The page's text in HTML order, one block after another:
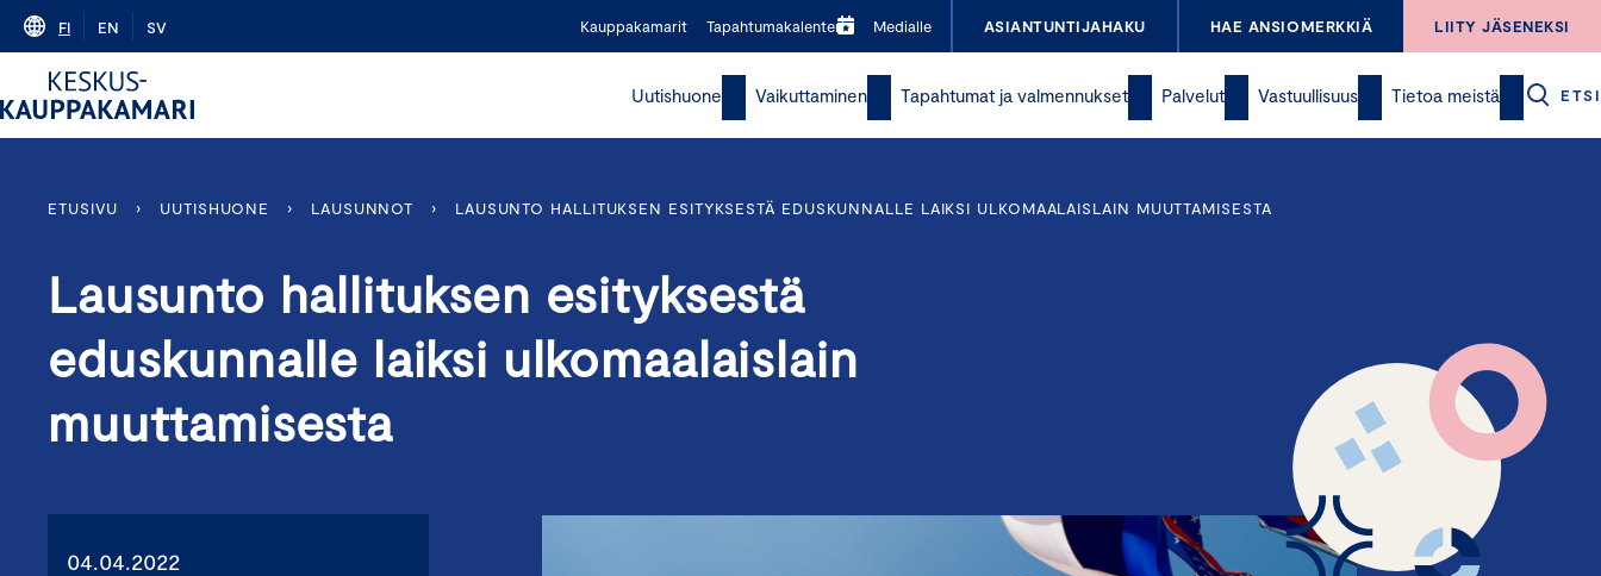
Skip
content
FI EN SV Kauppakamarit Tapahtumakalenteri Medialle ASIANTUNTIJAHAKU HAE ANSIOMERKKIÄ LIITY JÄSENEKSI
Uutishuone Vaikuttaminen Tapahtumat ja valmennukset Palvelut Vastuullisuus Tietoa meistä ETSI
ETUSIVU › UUTISHUONE › LAUSUNNOT › LAUSUNTO HALLITUKSEN ESITYKSESTÄ EDUSKUNNALLE LAIKSI ULKOMAALAISLAIN MUUTTAMISESTA
Lausunto hallituksen esityksestä
eduskunnalle laiksi ulkomaalaislain
muuttamisesta
04.04.2022